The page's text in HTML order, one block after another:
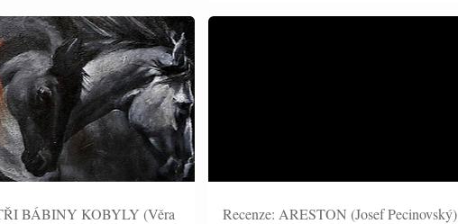
BÁBINY KOBYLY (Věra
Recenze: ARESTON (Josef Pecinovský)